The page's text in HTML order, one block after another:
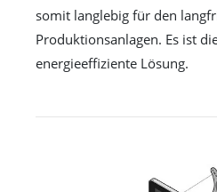
somit langlebig für den
Produktionsanlagen. Es ist
energieeffiziente Lösung.